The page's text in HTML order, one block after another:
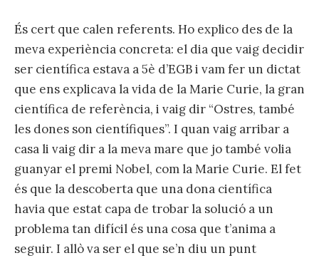
És cert que calen referents. Ho explico des de la
meva experiència concreta: el dia que vaig decidir
ser científica estava a 5è d’EGB i vam fer un dictat
que ens explicava la vida de la Marie Curie, la gran
científica de referència, i vaig dir “Ostres, també
les dones son científiques”. I quan vaig arribar a
casa li vaig dir a la meva mare que jo també volia
guanyar el premi Nobel, com la Marie Curie. El fet
és que la descoberta que una dona científica
havia que estat capa de trobar la solució a un
problema tan difícil és una cosa que t’anima a
seguir. I allò va ser el que se’n diu un punt